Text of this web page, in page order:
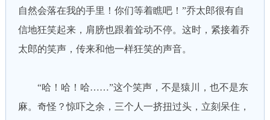
自然会落在我的手里！你们等着瞧吧！”乔太郎很有自
信地狂笑起来，肩膀也跟着耸动不停。这时，紧接着乔
太郎的笑声，传来和他一样狂笑的声音。
“哈！哈！哈……”这个笑声，不是猿川，也不是东
麻。奇怪？惊吓之余，三个人一挤扭过头，立刻呆住，